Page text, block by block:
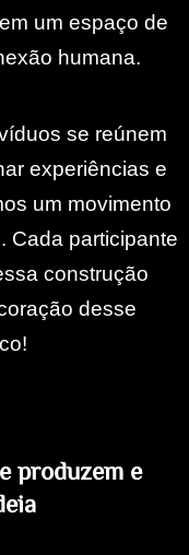
um espaço de
humana.
se reúnem
experiências e
um movimento
Cada participante
construção
desse
produzem e